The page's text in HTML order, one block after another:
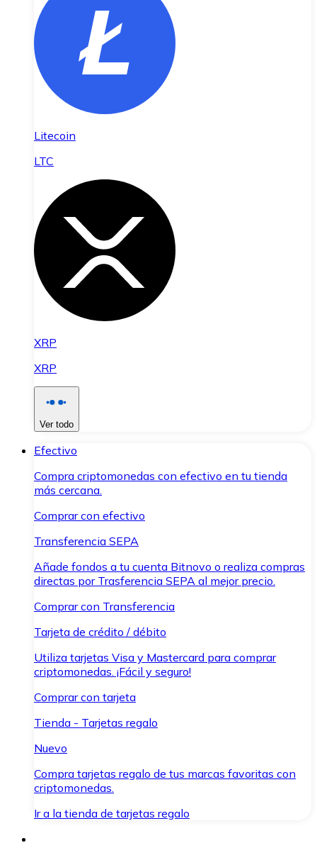
Litecoin
LTC
XRP
XRP
Ver todo
Efectivo
Compra criptomonedas con efectivo en tu tienda
más cercana.
Comprar con efectivo
Transferencia SEPA
Añade fondos a tu cuenta Bitnovo o realiza compras
directas por Trasferencia SEPA al mejor precio.
Comprar con Transferencia
Tarjeta de crédito / débito
Utiliza tarjetas Visa y Mastercard para comprar
criptomonedas. ¡Fácil y seguro!
Comprar con tarjeta
Tienda - Tarjetas regalo
Nuevo
Compra tarjetas regalo de tus marcas favoritas con
criptomonedas.
Ir a la tienda de tarjetas regalo